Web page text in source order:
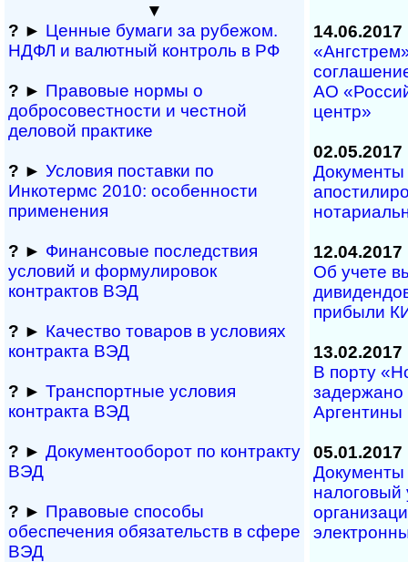
▼
? ► Ценные бумаги за рубежом.
НДФЛ и ва­лют­ный кон­т­роль в РФ
? ► Правовые нормы о
добросовестности и чест­ной
деловой практике
? ► Условия поставки по
Инкотермс 2010: осо­бен­нос­ти
применения
? ► Финансовые последствия
условий и формулировок
контрактов ВЭД
? ► Качество товаров в условиях
контракта ВЭД
? ► Транспортные условия
контракта ВЭД
? ► Документооборот по контракту
ВЭД
? ► Правовые способы
обеспечения обяза­тельств в сфере
ВЭД
14.06.2017
АО
центр»
02.05.2017
12.04.2017
Об учете
прибыли
13.02.2017
В порту
задержано
Аргентины
05.01.2017
Документы
налоговый